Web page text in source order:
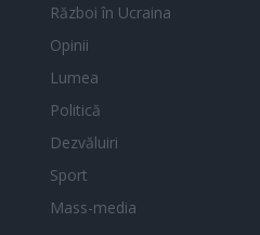
Război în Ucraina
Opinii
Lumea
Politică
Dezvăluiri
Sport
Mass-media